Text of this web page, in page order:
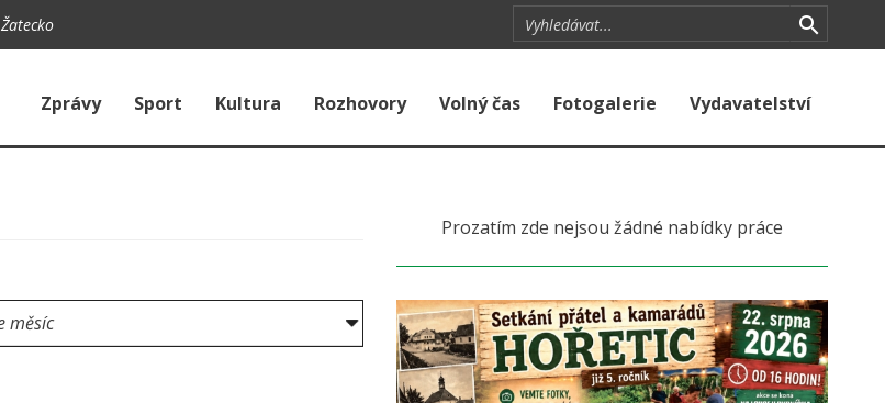
Žatecko
Zprávy Sport Kultura Rozhovory Volný čas Fotogalerie Vydavatelství
Prozatím zde nejsou žádné nabídky práce